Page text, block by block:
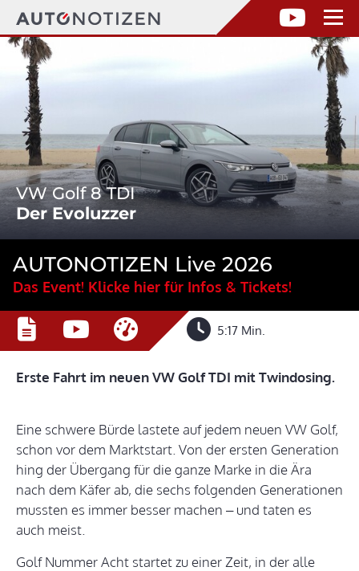
VW Golf 8 TDI
Der Evoluzzer
AUTONOTIZEN Live 2026
Das Event! Klicke hier für Infos & Tickets!
5:17 Min.
Erste Fahrt im neuen VW Golf TDI mit Twindosing.
Eine schwere Bürde lastete auf jedem neuen VW Golf,
schon vor dem Marktstart. Von der ersten Generation
hing der Übergang für die ganze Marke in die Ära
nach dem Käfer ab, die sechs folgenden Generationen
mussten es immer besser machen – und taten es
auch meist.
Golf Nummer Acht startet zu einer Zeit, in der alle